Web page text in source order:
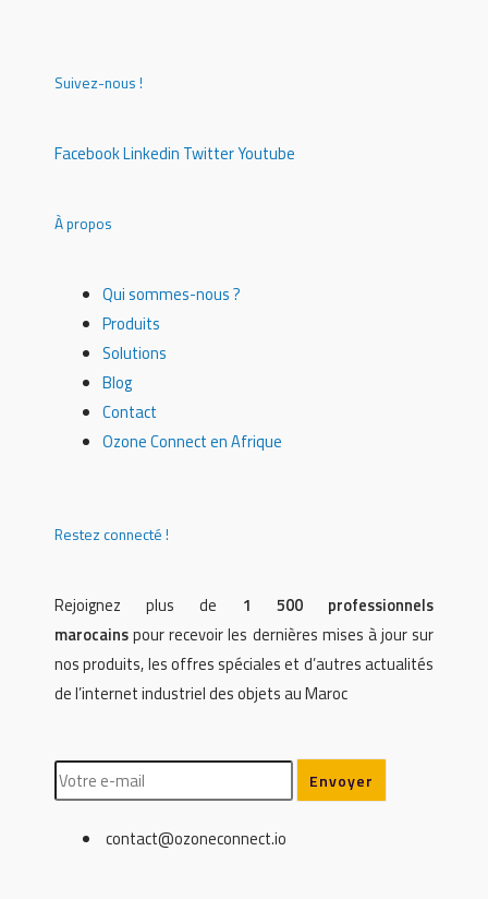
Suivez-nous !
FacebookLinkedin TwitterYoutube
À propos
Qui sommes-nous ?
Produits
Solutions
Blog
Contact
Ozone Connect en Afrique
Restez connecté !
Rejoignez plus de 1 500 professionnels
marocainspour recevoir les dernières mises à jour sur
nos produits, les offres spéciales et d’autres actualités
de l’internet industriel des objets au Maroc
contact@ozoneconnect.io